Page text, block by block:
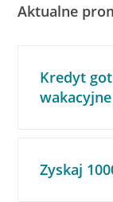
Aktualne
Kredyt
Zyskaj